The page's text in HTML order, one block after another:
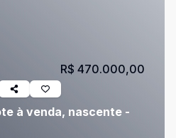
à venda, nascente -
R$ 470.000,00